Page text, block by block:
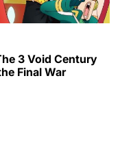
3 Void Century
Final War